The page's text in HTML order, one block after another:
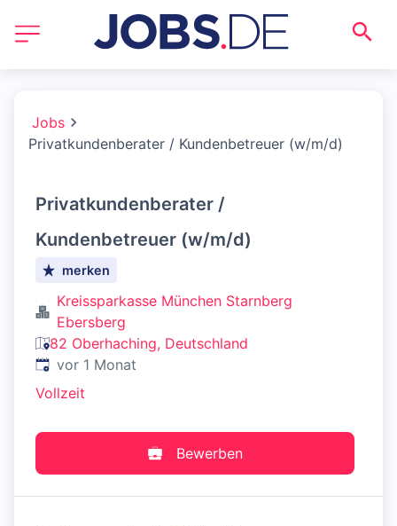
Jobs
Privatkundenberater / Kundenbetreuer (w/m/d)
Privatkundenberater /
Kundenbetreuer (w/m/d)
merken
Kreissparkasse München Starnberg
Ebersberg
82 Oberhaching, Deutschland
Veröffentlicht:
vor 1 Monat
Vollzeit
Bewerben